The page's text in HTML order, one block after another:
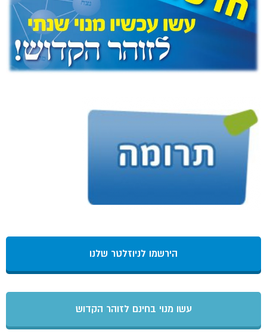
הירשמו לניוזלטר שלנו
עשו מנוי בחינם לזוהר הקדוש